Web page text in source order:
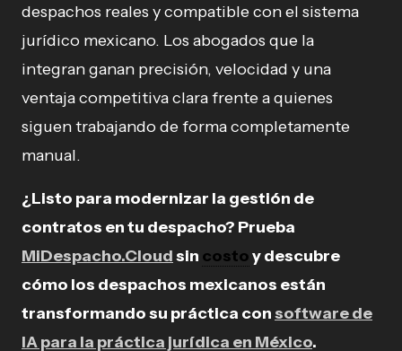
despachos reales y compatible con el sistema
jurídico mexicano. Los abogados que la
integran ganan precisión, velocidad y una
ventaja competitiva clara frente a quienes
siguen trabajando de forma completamente
manual.
¿Listo para modernizar la gestión de
contratos en tu despacho? Prueba
MiDespacho.Cloudsin costoy descubre
cómo los despachos mexicanos están
transformando su práctica consoftware de
IA para la práctica jurídica en México.